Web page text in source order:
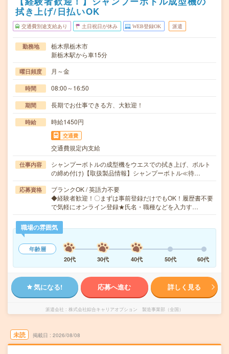
拭き上げ/日払いOK
交通費別途支給あり 土日祝日が休み WEB登録OK 派遣
勤務地
栃木県栃木市
新栃木駅から車15分
曜日頻度 月～金
時間 08:00～16:50
期間 長期でお仕事できる方、大歓迎！
時給 時給1450円
交通費
交通費規定内支給
仕事内容
シャンプーボトルの成型機をウエスでの拭き上げ、ボルト
の締め付け)【取扱製品情報】シャンプーボトル≪待…
応募資格
ブランクOK / 英語力不要
◆経験者歓迎！〇まずは事前登録だけでもOK！履歴書不要
で気軽にオンライン登録★氏名・職種などを入力す…
職場の雰囲気
年齢層
20代
30代 40代 50代 60代
気になる! 応募へ進む 詳しく見る
派遣会社 株式会社綜合キャリアオプション 製造事業部（全国）
未読 掲載日 2026/08/08